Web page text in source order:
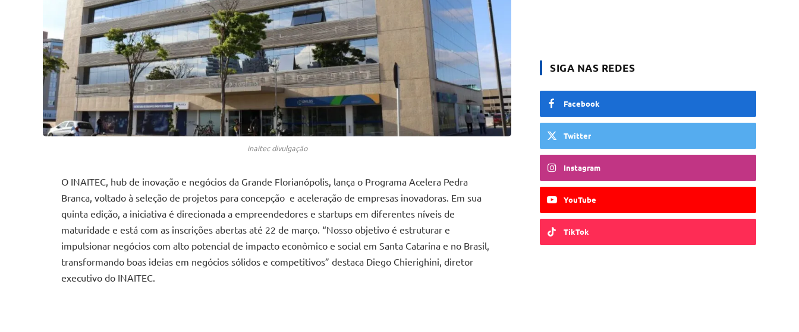
inaitec divulgação
O INAITEC, hub de inovação e negócios da Grande Florianópolis, lança o Programa Acelera Pedra
Branca, voltado à seleção de projetos para concepção e aceleração de empresas inovadoras. Em sua
quinta edição, a iniciativa é direcionada a empreendedores e startups em diferentes níveis de
maturidade e está com as inscrições abertas até 22 de março. “Nosso objetivo é estruturar e
impulsionar negócios com alto potencial de impacto econômico e social em Santa Catarina e no Brasil,
transformando boas ideias em negócios sólidos e competitivos” destaca Diego Chierighini, diretor
executivo do INAITEC.
SIGA NAS REDES
Facebook
Twitter
Instagram
YouTube
TikTok